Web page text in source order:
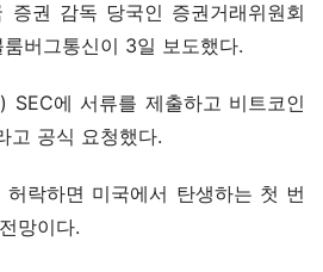
증권 감독 당국인 증권거래위원회
버그통신이 3일 보도했다.
SEC에 서류를 제출하고 비트코인
고 공식 요청했다.
락하면 미국에서 탄생하는 첫 번
망이다.